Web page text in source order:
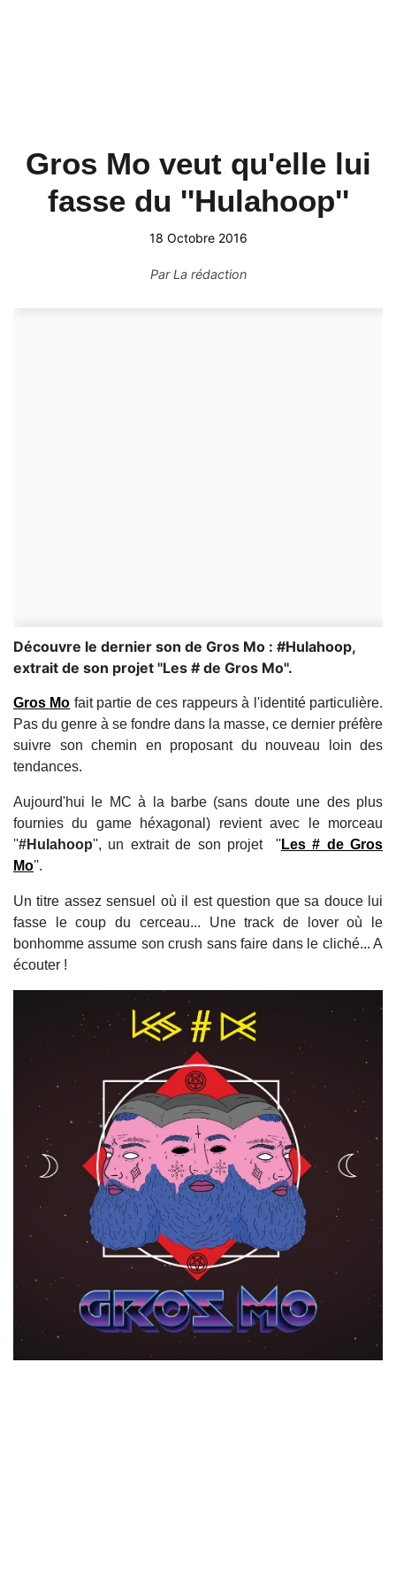
Gros Mo veut qu'elle lui
fasse du ''Hulahoop''
18 Octobre 2016
ParLa rédaction
Découvre le dernier son de Gros Mo : #Hulahoop,
extrait de son projet ''Les # de Gros Mo''.
Gros Mo fait partie de ces rappeurs à l'identité particulière.
Pas du genre à se fondre dans la masse, ce dernier préfère
suivre son chemin en proposant du nouveau loin des
tendances.
Aujourd'hui le MC à la barbe (sans doute une des plus
fournies du game héxagonal) revient avec le morceau
''#Hulahoop'', un extrait de son projet ''Les # de Gros
Mo''.
Un titre assez sensuel où il est question que sa douce lui
fasse le coup du cerceau... Une track de lover où le
bonhomme assume son crush sans faire dans le cliché... A
écouter !